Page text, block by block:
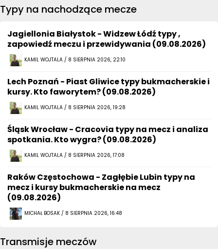
Typy na nachodzące mecze
Jagiellonia Białystok - Widzew Łódź typy ,
zapowiedź meczu i przewidywania (09.08.2026)
KAMIL WOJTALA / 8 SIERPNIA 2026, 22:10
Lech Poznań - Piast Gliwice typy bukmacherskie i
kursy. Kto faworytem? (09.08.2026)
KAMIL WOJTALA / 8 SIERPNIA 2026, 19:28
Śląsk Wrocław - Cracovia typy na mecz i analiza
spotkania. Kto wygra? (09.08.2026)
KAMIL WOJTALA / 8 SIERPNIA 2026, 17:08
Raków Częstochowa - Zagłębie Lubin typy na
mecz i kursy bukmacherskie na mecz
(09.08.2026)
MICHAŁ BOSAK / 8 SIERPNIA 2026, 16:48
Transmisje meczów